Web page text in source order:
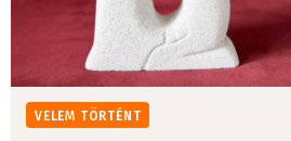
VELEM TÖRTÉNT